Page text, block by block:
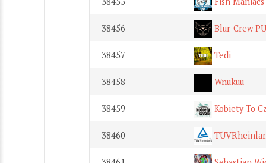
38456 Blur-Crew
38457 Tedi
38458 Wnukuu
38459 Kobiety To
38460